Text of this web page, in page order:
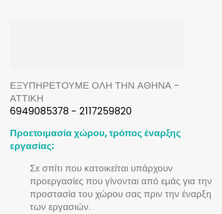
ΕΞΥΠΗΡΕΤΟΥΜΕ ΟΛΗ ΤΗΝ ΑΘΗΝΑ -
ΑΤΤΙΚΗ
6949085378 - 2117259820
Προετοιμασία χώρου, τρόπος έναρξης
εργασίας:
Σε σπίτι που κατοικείται υπάρχουν
προεργασίες που γίνονται από εμάς για την
προστασία του χώρου σας πριν την έναρξη
των εργασιών.